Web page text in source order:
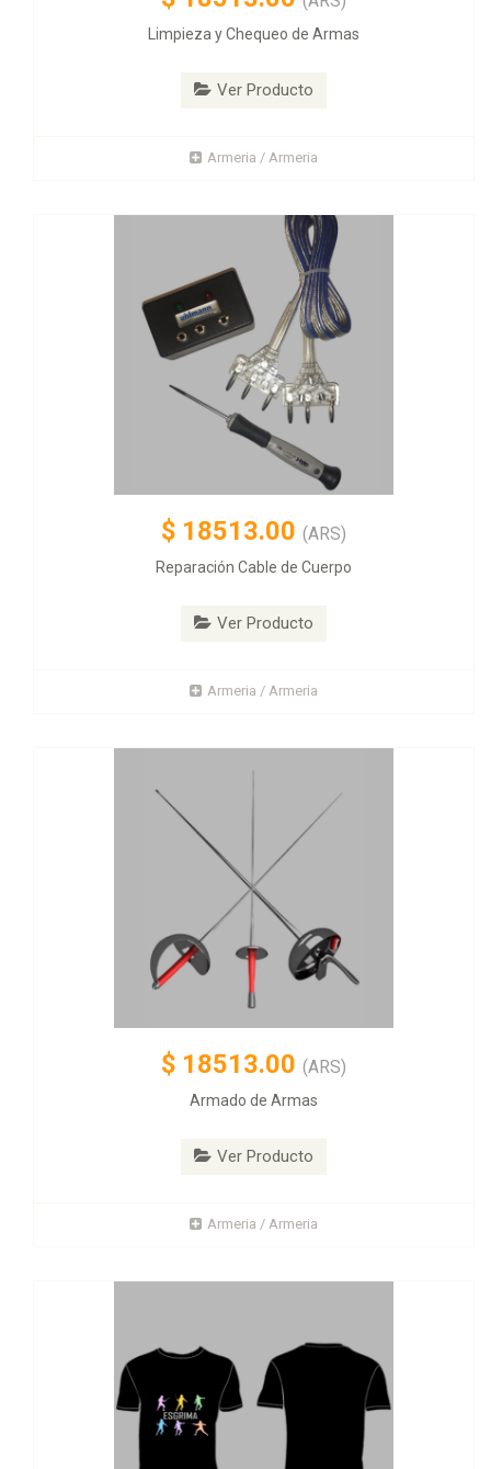
Limpieza y Chequeo de Armas
Ver Producto
Armeria / Armeria
$ 18513.00 (ARS)
Reparación Cable de Cuerpo
Ver Producto
Armeria / Armeria
$ 18513.00 (ARS)
Armado de Armas
Ver Producto
Armeria / Armeria